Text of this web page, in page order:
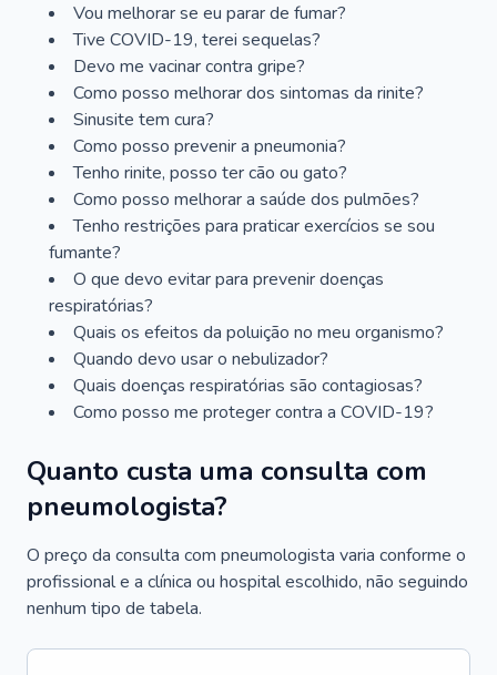
Vou melhorar se eu parar de fumar?
Tive COVID-19, terei sequelas?
Devo me vacinar contra gripe?
Como posso melhorar dos sintomas da rinite?
Sinusite tem cura?
Como posso prevenir a pneumonia?
Tenho rinite, posso ter cão ou gato?
Como posso melhorar a saúde dos pulmões?
Tenho restrições para praticar exercícios se sou
fumante?
O que devo evitar para prevenir doenças
respiratórias?
Quais os efeitos da poluição no meu organismo?
Quando devo usar o nebulizador?
Quais doenças respiratórias são contagiosas?
Como posso me proteger contra a COVID-19?
Quanto custa uma consulta com
pneumologista?
O preço da consulta com pneumologista varia conforme o
profissional e a clínica ou hospital escolhido, não seguindo
nenhum tipo de tabela.